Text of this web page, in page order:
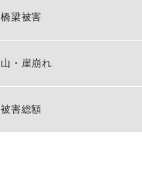
橋梁被害
山・崖崩れ
被害総額